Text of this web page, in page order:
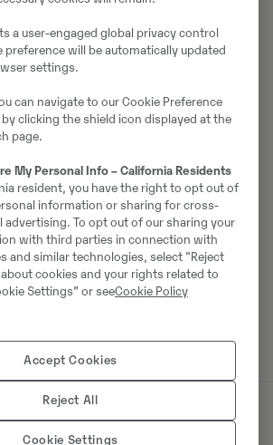
ja hoidke masin töökorras,
pakutavaid remondi- ja
Vähendage seisuaega alati
Sweconi oskuslike
et kasutada ära oma masina kogu
ja teenindustööriistadega
et Swecon aitab teie ettevõtet
kaudu saate vajaliku
tagab varuosade pakkumine
ning ka hoolduse korral. Olgu
– igal juhul saate parima
a user-engaged global privacy control
preference will be automatically updated
settings.
can navigate to our Cookie Preference
clicking the shield icon displayed at the
page.
My Personal Info – California Residents
resident, you have the right to opt out of
information or sharing for cross-
advertising. To opt out of our sharing your
with third parties in connection with
and similar technologies, select "Reject
about cookies and your rights related to
Settings” or seeCookie Policy
Accept Cookies
Reject All
Cookie Settings